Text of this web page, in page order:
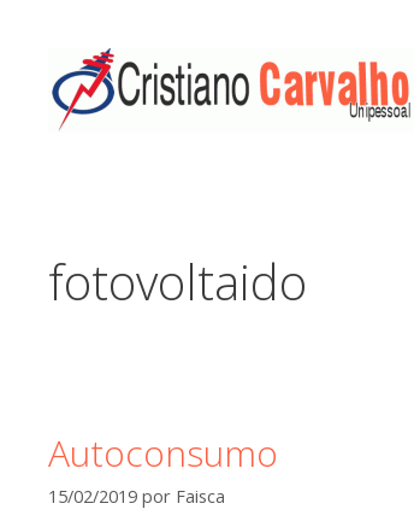
fotovoltaido
Autoconsumo
15/02/2019 por Faisca